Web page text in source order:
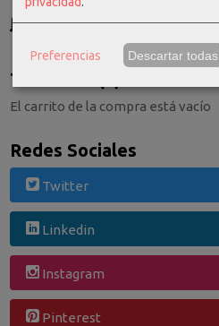
Tu Carrito (0)
El carrito de la compra está vacío
Redes Sociales
Twitter
Linkedin
Instagram
Pinterest
Preferencias Descartar todas